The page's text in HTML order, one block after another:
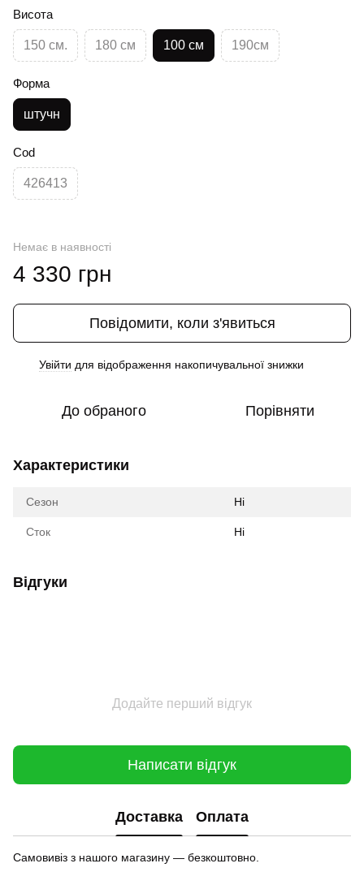
Висота
150 см. 180 см 100 см 190см
Форма
штучн
Cod
426413
Немає в наявності
4 330 грн
Повідомити, коли з'явиться
Увійти для відображення накопичувальної знижки
До обраного Порівняти
Характеристики
Сезон Ні
Сток Ні
Відгуки
Додайте перший відгук
Написати відгук
Доставка Оплата
Самовивіз з нашого магазину — безкоштовно.